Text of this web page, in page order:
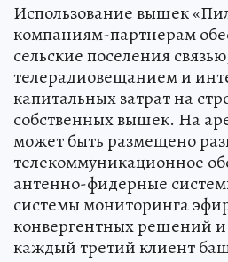
Использование вышек
компаниям-партнерам
сельские поселения
телерадиовещанием и
капитальных затрат на
собственных вышек. На
может быть размещено
телекоммуникационное
антенно-фидерные
системы мониторинга
конвергентных решений и
каждый третий клиент